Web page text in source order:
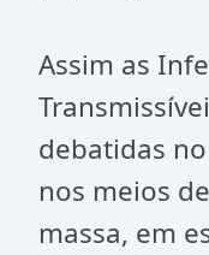
Assim as
debatidas
nos meios
massa, em